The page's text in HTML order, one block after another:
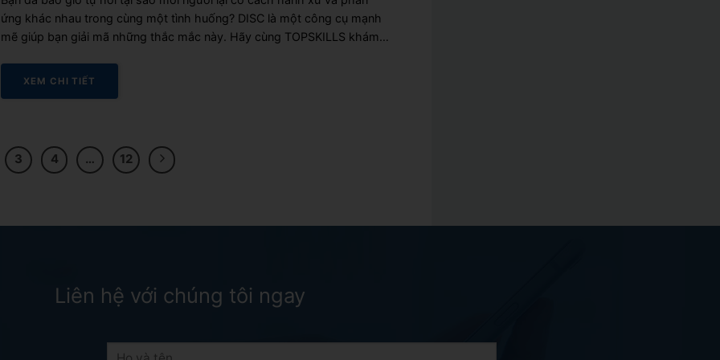
ứng khác nhau trong cùng một tình huống? DISC là một công cụ mạnh
mẽ giúp bạn giải mã những thắc mắc này. Hãy cùng TOPSKILLS khám
XEM CHI TIẾT
3 4 … 12
Liên hệ với chúng tôi ngay